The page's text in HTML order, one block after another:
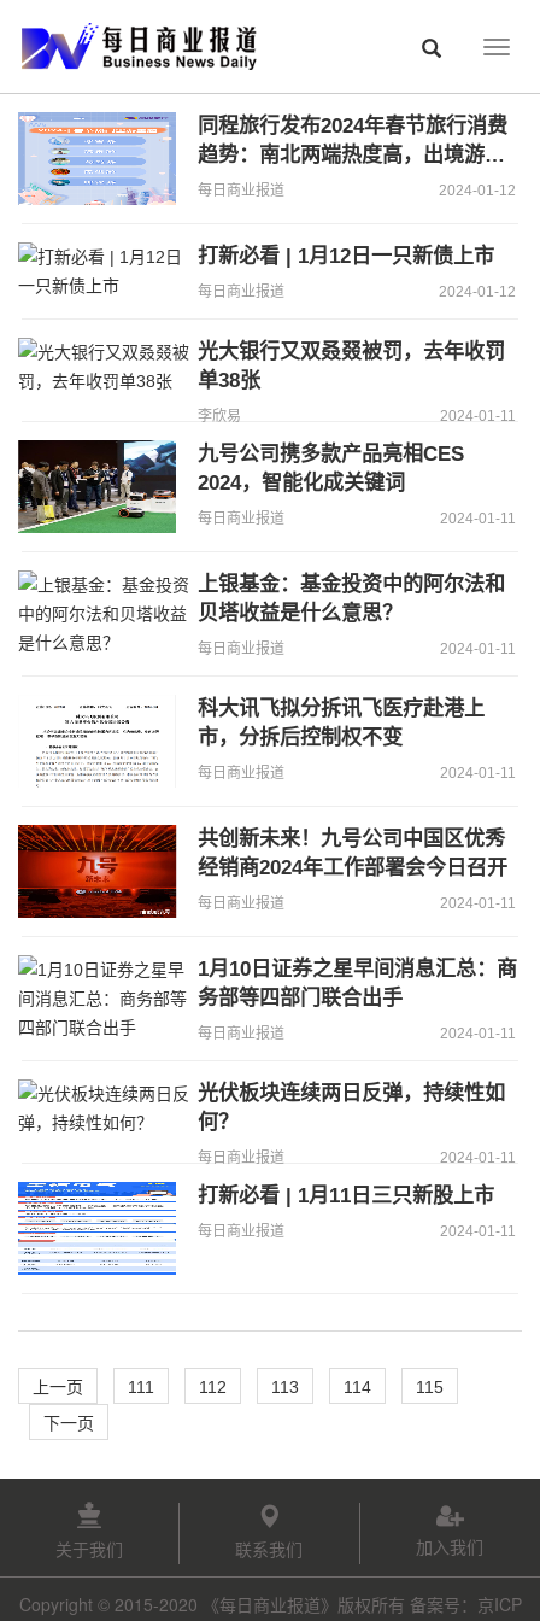
同程旅行发布2024年春节旅行消费
趋势：南北两端热度高，出境游加
速恢复
每日商业报道 2024-01-12
打新必看 | 1月12日一只新债上市
每日商业报道 2024-01-12
光大银行又双叒叕被罚，去年收罚
单38张
李欣易 2024-01-11
九号公司携多款产品亮相CES
2024，智能化成关键词
每日商业报道 2024-01-11
上银基金：基金投资中的阿尔法和
贝塔收益是什么意思？
每日商业报道 2024-01-11
科大讯飞拟分拆讯飞医疗赴港上
市，分拆后控制权不变
每日商业报道 2024-01-11
共创新未来！九号公司中国区优秀
经销商2024年工作部署会今日召开
每日商业报道 2024-01-11
1月10日证券之星早间消息汇总：商
务部等四部门联合出手
每日商业报道 2024-01-11
光伏板块连续两日反弹，持续性如
何？
每日商业报道 2024-01-11
打新必看 | 1月11日三只新股上市
每日商业报道 2024-01-11
上一页 111 112 113 114
115
下一页
关于我们 联系我们 加入我们
Copyright © 2015-2020 《每日商业报道》版权所有 备案号：京ICP